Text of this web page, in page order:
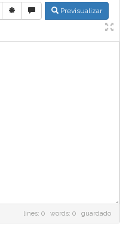
Previsualizar
lines: 0 words: 0 guardado